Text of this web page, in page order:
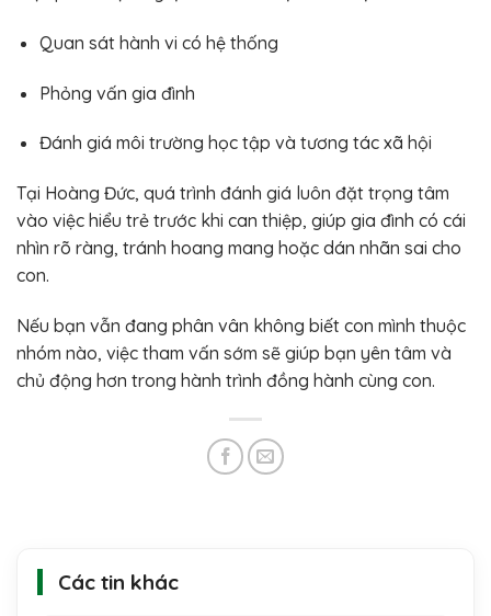
Quan sát hành vi có hệ thống
Phỏng vấn gia đình
Đánh giá môi trường học tập và tương tác xã hội
Tại Hoàng Đức, quá trình đánh giá luôn đặt trọng tâm
vào việc hiểu trẻ trước khi can thiệp, giúp gia đình có cái
nhìn rõ ràng, tránh hoang mang hoặc dán nhãn sai cho
con.
Nếu bạn vẫn đang phân vân không biết con mình thuộc
nhóm nào, việc tham vấn sớm sẽ giúp bạn yên tâm và
chủ động hơn trong hành trình đồng hành cùng con.
Các tin khác